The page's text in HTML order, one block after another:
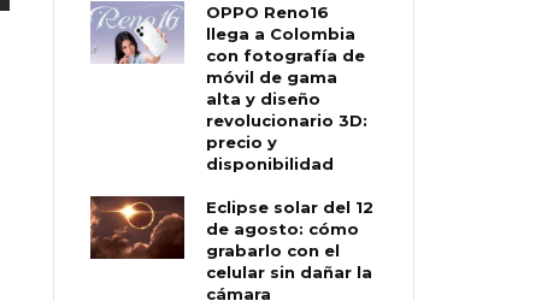
OPPO Reno16
llega a Colombia
con fotografía de
móvil de gama
alta y diseño
revolucionario 3D:
precio y
disponibilidad
Eclipse solar del 12
de agosto: cómo
grabarlo con el
celular sin dañar la
cámara